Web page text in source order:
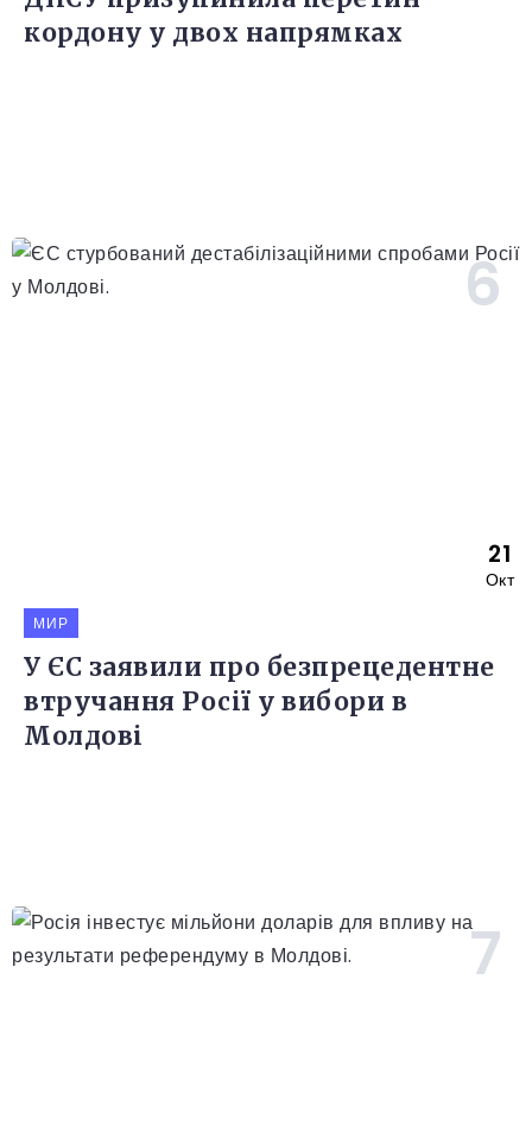
кордону у двох напрямках
21
Окт
МИР
У ЄС заявили про безпрецедентне
втручання Росії у вибори в
Молдові